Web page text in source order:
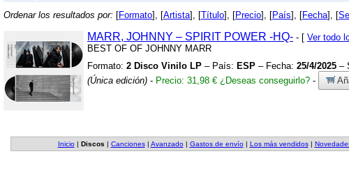
Ordenar los resultados por: [Formato], [Artista], [Título], [Precio], [País], [Fecha], [
MARR, JOHNNY – SPIRIT POWER -HQ- - [ Ver todo
BEST OF OF JOHNNY MARR
Formato: 2 Disco Vinilo LP – País: ESP – Fecha: 25/4/2025 –
(Única edición) - Precio: 31,98 € ¿Deseas conseguirlo? -
Inicio| Discos | Canciones| Avanzado| Gastos de envío| Los más vendidos|